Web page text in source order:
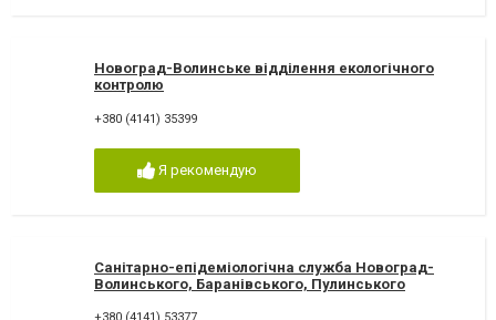
Новоград-Волинське відділення екологічного
контролю
+380 (4141) 35399
Я рекомендую
Санітарно-епідеміологічна служба Новоград-
Волинського, Баранівського, Пулинського